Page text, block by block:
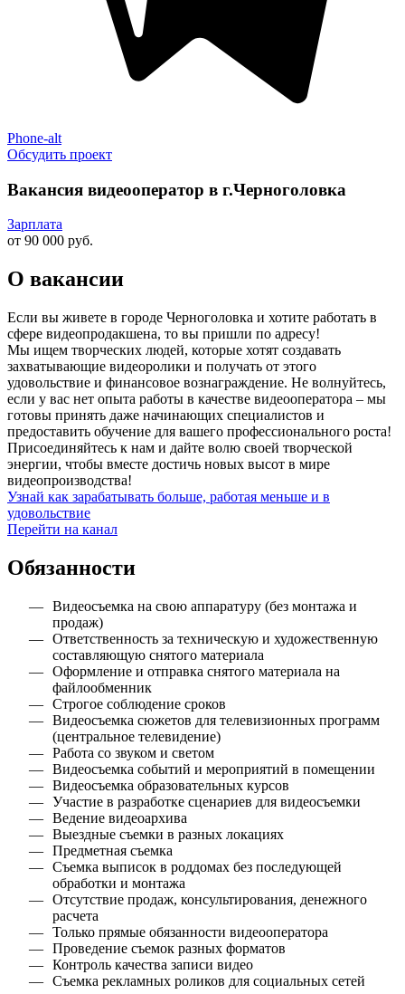
Phone-alt
Обсудить проект
Вакансия видеооператор в г.Черноголовка
Зарплата
от 90 000 руб.
О вакансии
Если вы живете в городе Черноголовка и хотите работать в
сфере видеопродакшена, то вы пришли по адресу!
Мы ищем творческих людей, которые хотят создавать
захватывающие видеоролики и получать от этого
удовольствие и финансовое вознаграждение. Не волнуйтесь,
если у вас нет опыта работы в качестве видеооператора – мы
готовы принять даже начинающих специалистов и
предоставить обучение для вашего профессионального роста!
Присоединяйтесь к нам и дайте волю своей творческой
энергии, чтобы вместе достичь новых высот в мире
видеопроизводства!
Узнай как зарабатывать больше, работая меньше и в
удовольствие
Перейти на канал
Обязанности
Видеосъемка на свою аппаратуру (без монтажа и
продаж)
Ответственность за техническую и художественную
составляющую снятого материала
Оформление и отправка снятого материала на
файлообменник
Строгое соблюдение сроков
Видеосъемка сюжетов для телевизионных программ
(центральное телевидение)
Работа со звуком и светом
Видеосъемка событий и мероприятий в помещении
Видеосъемка образовательных курсов
Участие в разработке сценариев для видеосъемки
Ведение видеоархива
Выездные съемки в разных локациях
Предметная съемка
Съемка выписок в роддомах без последующей
обработки и монтажа
Отсутствие продаж, консультирования, денежного
расчета
Только прямые обязанности видеооператора
Проведение съемок разных форматов
Контроль качества записи видео
Съемка рекламных роликов для социальных сетей